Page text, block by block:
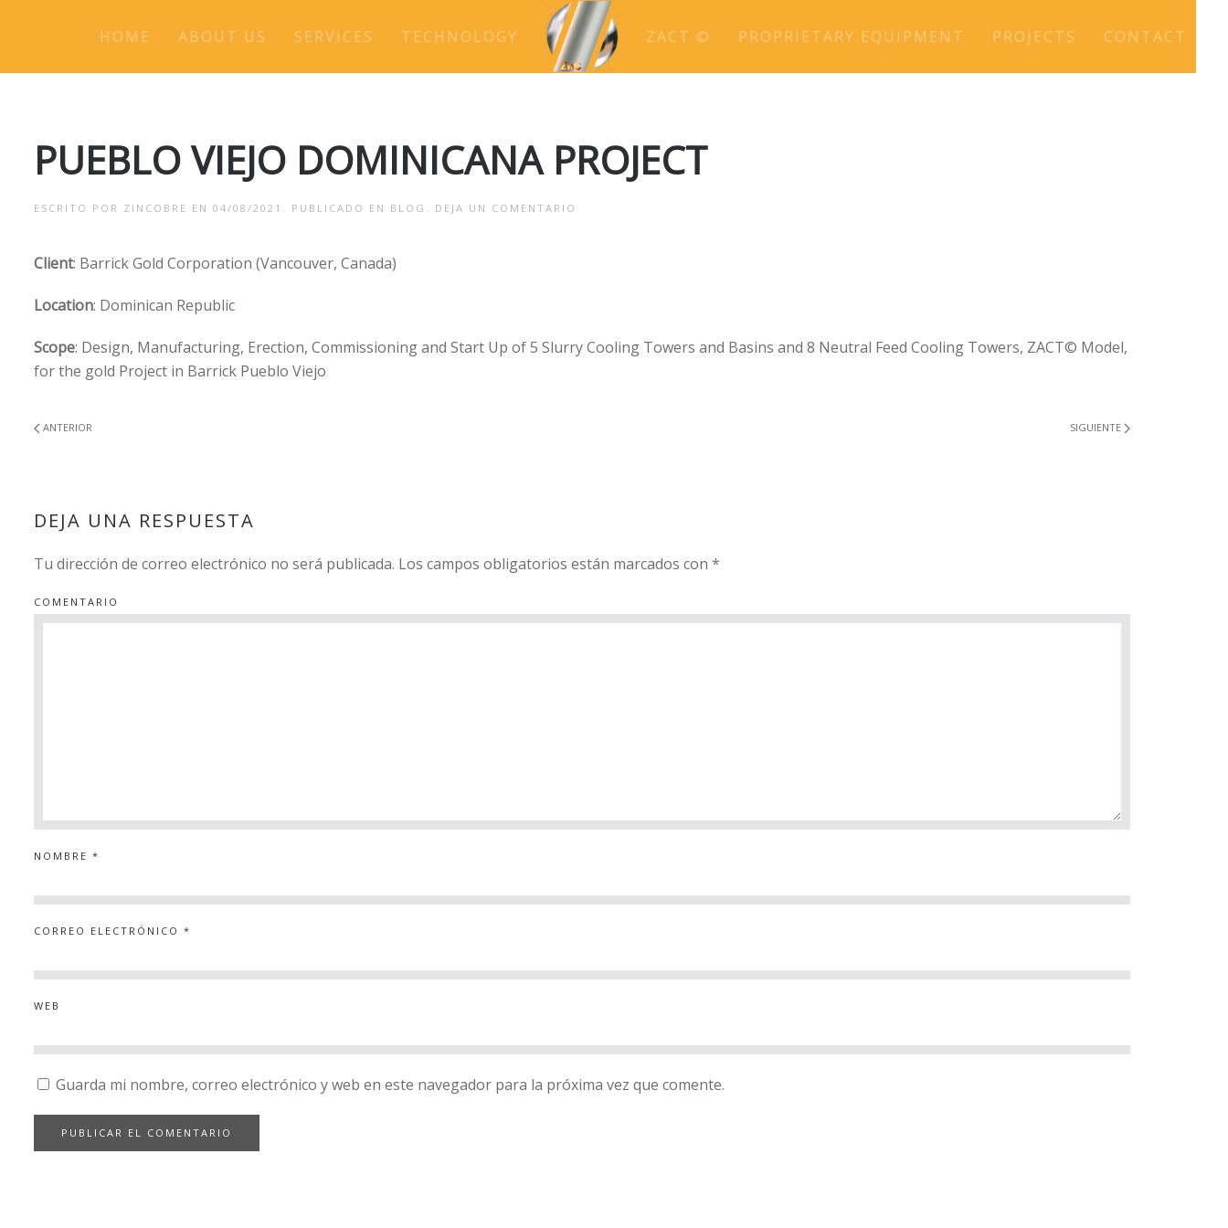
HOME ABOUT US SERVICES TECHNOLOGY ZACT © PROPRIETARY EQUIPMENT PROJECTS CONTACT
PUEBLO VIEJO DOMINICANA PROJECT
ESCRITO POR ZINCOBRE EN 04/08/2021 . PUBLICADO EN BLOG . DEJA UN COMENTARIO
Client: Barrick Gold Corporation (Vancouver, Canada)
Location: Dominican Republic
Scope: Design, Manufacturing, Erection, Commissioning and Start Up of 5 Slurry Cooling Towers and Basins and 8 Neutral Feed Cooling Towers, ZACT© Model,
for the gold Project in Barrick Pueblo Viejo
ANTERIOR SIGUIENTE
DEJA UNA RESPUESTA
Tu dirección de correo electrónico no será publicada. Los campos obligatorios están marcados con *
COMENTARIO
NOMBRE *
CORREO ELECTRÓNICO *
WEB
Guarda mi nombre, correo electrónico y web en este navegador para la próxima vez que comente.
PUBLICAR EL COMENTARIO